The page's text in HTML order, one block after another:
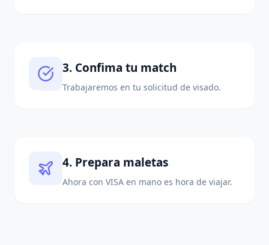
3. Confima tu match
Trabajaremos en tu solicitud de visado.
4. Prepara maletas
Ahora con VISA en mano es hora de viajar.